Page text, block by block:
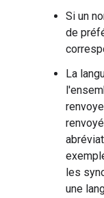
Si un
de
La
les
une